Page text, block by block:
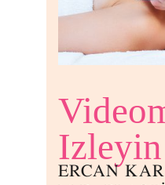
Izleyin
ERCAN